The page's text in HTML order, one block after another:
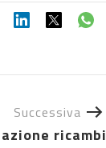
Successiva
ricambi